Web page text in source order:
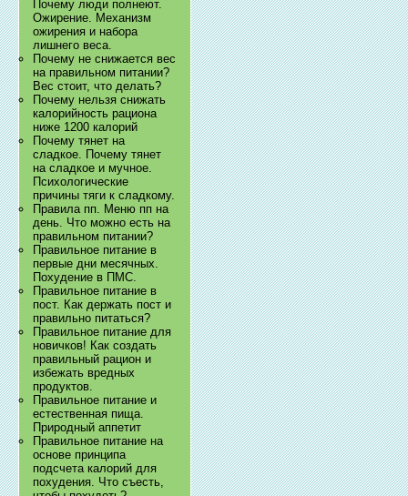
Почему люди полнеют.
Ожирение. Механизм
ожирения и набора
лишнего веса.
Почему не снижается вес
на правильном питании?
Вес стоит, что делать?
Почему нельзя снижать
калорийность рациона
ниже 1200 калорий
Почему тянет на
сладкое. Почему тянет
на сладкое и мучное.
Психологические
причины тяги к сладкому.
Правила пп. Меню пп на
день. Что можно есть на
правильном питании?
Правильное питание в
первые дни месячных.
Похудение в ПМС.
Правильное питание в
пост. Как держать пост и
правильно питаться?
Правильное питание для
новичков! Как создать
правильный рацион и
избежать вредных
продуктов.
Правильное питание и
естественная пища.
Природный аппетит
Правильное питание на
основе принципа
подсчета калорий для
похудения. Что съесть,